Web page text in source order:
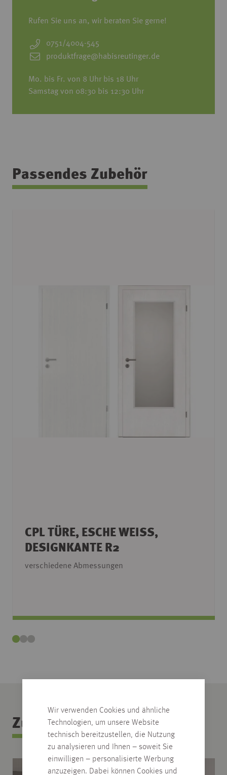
Wir verwenden Cookies und ähnliche
Technologien, um unsere Website
technisch bereitzustellen, die Nutzung
zu analysieren und Ihnen – soweit Sie
einwilligen – personalisierte Werbung
anzuzeigen. Dabei können Cookies und
Rufen Sie uns an, wir beraten Sie gerne!
0751/4004-545
produktfrage@habisreutinger.de
Mo. bis Fr. von 8 Uhr bis 18 Uhr
Samstag von 08:30 bis 12:30 Uhr
Passendes Zubehör
CPL TÜRE, ESCHE WEISS, D
ESIGNKANTE R2
verschiedene Abmessungen
Zubehör Kategorie